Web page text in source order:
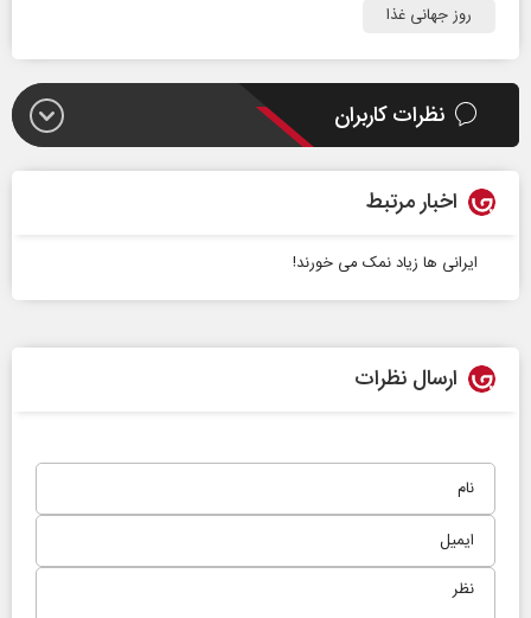
روز جهانی غذا
نظرات کاربران
اخبار مرتبط
ایرانی ها زیاد نمک می خورند!
ارسال نظرات